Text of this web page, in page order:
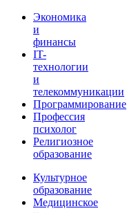
Экономика
и
финансы
IT-
технологии
и
телекоммуникации
Программирование
Профессия
психолог
Религиозное
образование
Культурное
образование
Медицинское